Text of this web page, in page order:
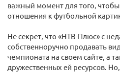
важный момент для того, чтобы
отношения к футбольной
Не секрет, что «НТВ-Плюс» с
собственноручно продавать
чемпионата на своем сайте, а
дружественных ей ресурсов.